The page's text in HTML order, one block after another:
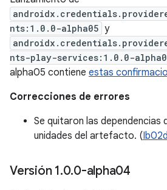
nts:1.0.0-alpha05 y
nts-play-services:1.0.0-
alpha05 contiene estas
Correcciones de errores
Se quitaron las dependencias
unidades del artefacto. (
Versión 1.0.0-alpha04